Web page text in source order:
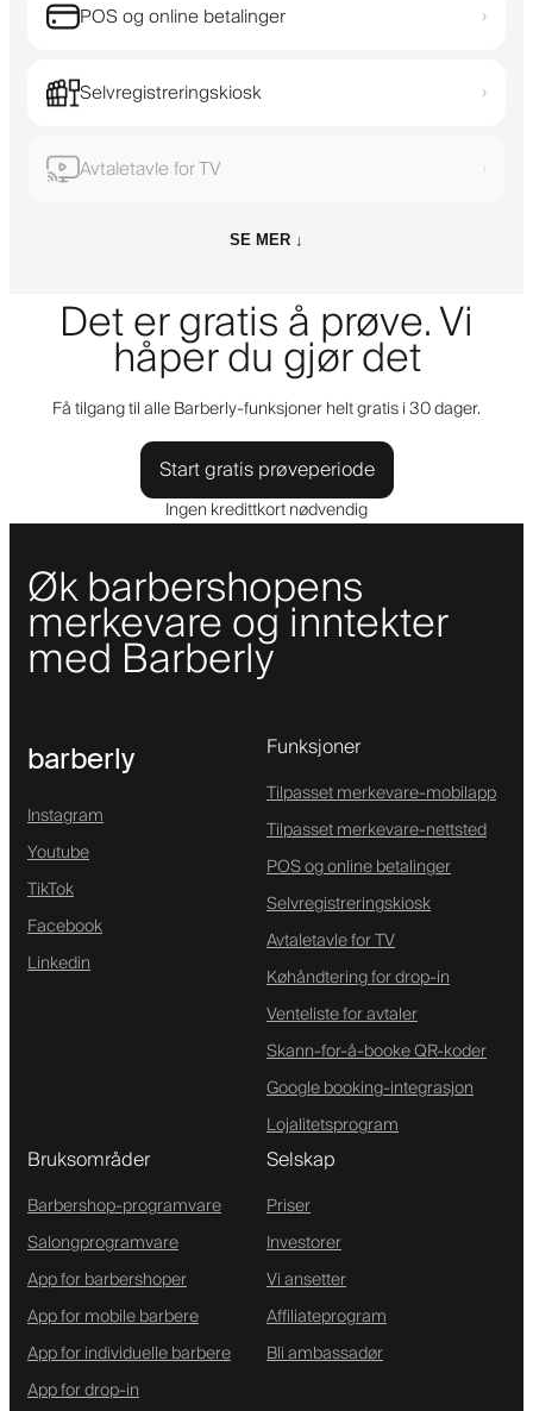
POS og online betalinger ›
Selvregistreringskiosk ›
Avtaletavle for TV ›
SE MER ↓
Det er gratis å prøve. Vi
håper du gjør det
Få tilgang til alle Barberly-funksjoner helt gratis i 30 dager.
Start gratis prøveperiode
Ingen kredittkort nødvendig
Øk barbershopens
merkevare og inntekter
med Barberly
barberly
Instagram
Youtube
TikTok
Facebook
Linkedin
Funksjoner
Tilpasset merkevare-mobilapp
Tilpasset merkevare-nettsted
POS og online betalinger
Selvregistreringskiosk
Avtaletavle for TV
Køhåndtering for drop-in
Venteliste for avtaler
Skann-for-å-booke QR-koder
Google booking-integrasjon
Lojalitetsprogram
Bruksområder
Barbershop-programvare
Salongprogramvare
App for barbershoper
App for mobile barbere
App for individuelle barbere
App for drop-in
Selskap
Priser
Investorer
Vi ansetter
Affiliateprogram
Bli ambassadør